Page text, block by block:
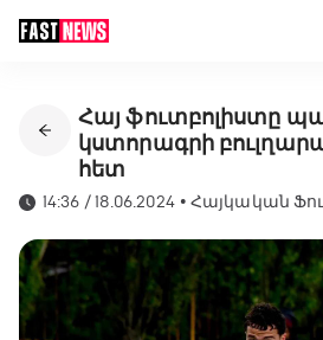
Հայ ֆուտբոլիստը
կստորագրի
հետ
14:36 / 18.06.2024 •Հայկական